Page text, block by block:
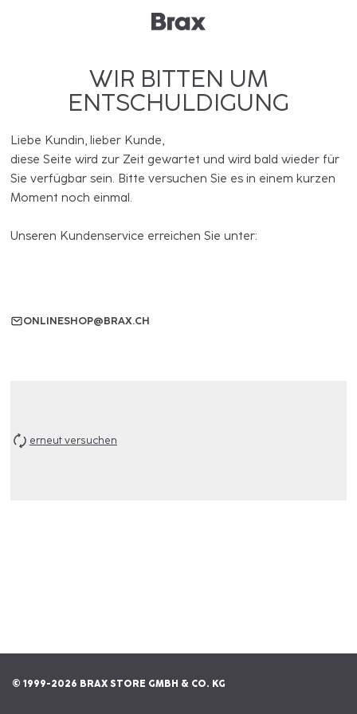
WIR BITTEN UM
ENTSCHULDIGUNG
Liebe Kundin, lieber Kunde,
diese Seite wird zur Zeit gewartet und wird bald wieder für
Sie verfügbar sein. Bitte versuchen Sie es in einem kurzen
Moment noch einmal.
Unseren Kundenservice erreichen Sie unter:
ONLINESHOP@BRAX.CH
erneut versuchen
© 1999-2026 BRAX STORE GMBH & CO. KG